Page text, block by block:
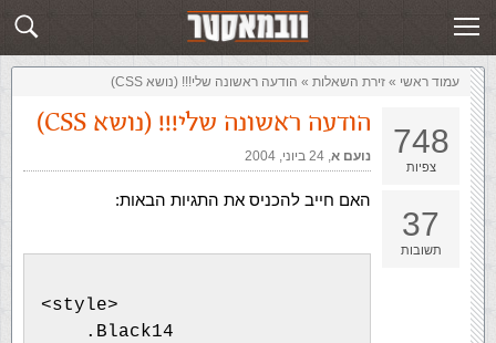
שלח תשובה זירת השאלות
עמוד ראשי » ‏זירת השאלות‏ » הודעה ראשונה שלי!!! (נושא CSS)
748
צפיות
37
תשובות
הודעה ראשונה שלי!!! (נושא CSS)
נועם א,‏ 24 ביוני, 2004
האם חייב להכניס את התגיות הבאות:
<style>
.Black14